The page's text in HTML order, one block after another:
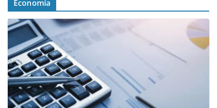
Economia